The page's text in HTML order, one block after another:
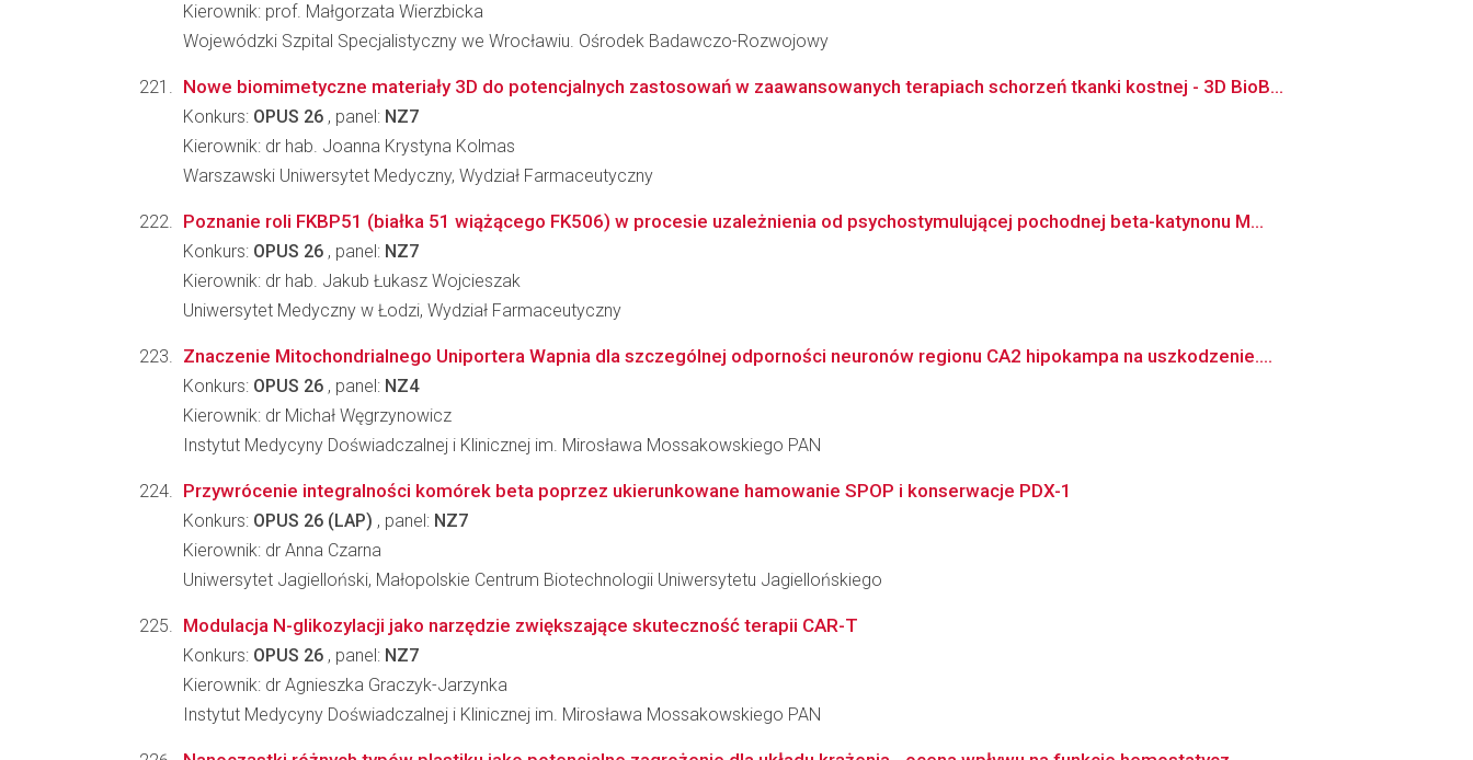
Kierownik: prof. Małgorzata Wierzbicka
Wojewódzki Szpital Specjalistyczny we Wrocławiu. Ośrodek Badawczo-Rozwojowy
Nowe biomimetyczne materiały 3D do potencjalnych zastosowań w zaawansowanych terapiach schorzeń tkanki kostnej - 3D BioB...
Konkurs: OPUS 26 , panel: NZ7
Kierownik: dr hab. Joanna Krystyna Kolmas
Warszawski Uniwersytet Medyczny, Wydział Farmaceutyczny
Poznanie roli FKBP51 (białka 51 wiążącego FK506) w procesie uzależnienia od psychostymulującej pochodnej beta-katynonu M...
Konkurs: OPUS 26 , panel: NZ7
Kierownik: dr hab. Jakub Łukasz Wojcieszak
Uniwersytet Medyczny w Łodzi, Wydział Farmaceutyczny
Znaczenie Mitochondrialnego Uniportera Wapnia dla szczególnej odporności neuronów regionu CA2 hipokampa na uszkodzenie....
Konkurs: OPUS 26 , panel: NZ4
Kierownik: dr Michał Węgrzynowicz
Instytut Medycyny Doświadczalnej i Klinicznej im. Mirosława Mossakowskiego PAN
Przywrócenie integralności komórek beta poprzez ukierunkowane hamowanie SPOP i konserwacje PDX-1
Konkurs: OPUS 26 (LAP) , panel: NZ7
Kierownik: dr Anna Czarna
Uniwersytet Jagielloński, Małopolskie Centrum Biotechnologii Uniwersytetu Jagiellońskiego
Modulacja N-glikozylacji jako narzędzie zwiększające skuteczność terapii CAR-T
Konkurs: OPUS 26 , panel: NZ7
Kierownik: dr Agnieszka Graczyk-Jarzynka
Instytut Medycyny Doświadczalnej i Klinicznej im. Mirosława Mossakowskiego PAN